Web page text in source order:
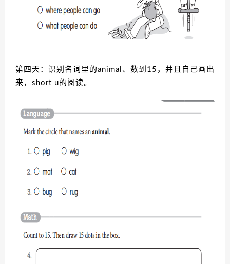
第四天：识别名词里的animal、数到15，并且自己画出
来，short u的阅读。